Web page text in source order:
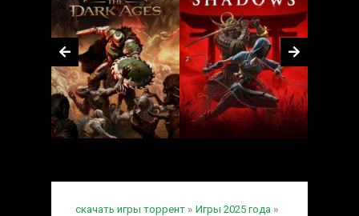
скачать игры торрент » Игры 2025 года »